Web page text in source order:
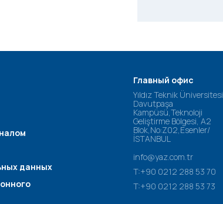
данных
Главный офис
Yıldız Teknik Üniversitesi
Davutpaşa
Kampüsü,Teknoloji
Geliştirme Bölgesi, A2
Blok,No:Z02,Esenler/
İSTANBUL
info@yaz.com.tr
T:+90 0212 288 53 70
T:+90 0212 288 53 73